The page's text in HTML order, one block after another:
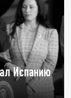
Испанию